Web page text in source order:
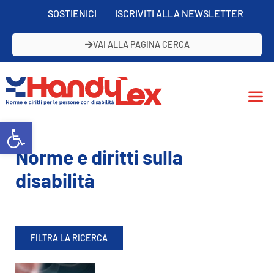
Open toolbar
SOSTIENICI ISCRIVITI ALLA NEWSLETTER
VAI ALLA PAGINA CERCA
Norme e diritti sulla
disabilità
FILTRA LA RICERCA